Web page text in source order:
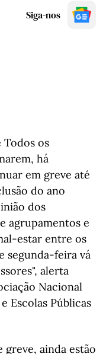
Siga-nos
Todos os
há
em greve até
do ano
dos
agrupamentos e
estar entre os
segunda-feira vá
alerta
Nacional
Escolas Públicas
ainda estão